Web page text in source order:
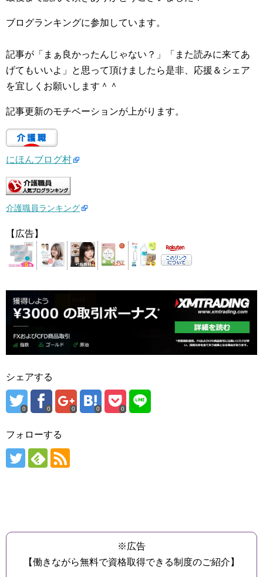
ブログランキングに参加しています。
記事が「まぁ良かったんじゃない？」「また読みに来てあ
げてもいいよ」と思って頂けましたら是非、応援＆シェア
を宜しくお願いします＾＾
記事更新のモチベーションが上がります。
にほんブログ村
介護職員ランキング
【広告】
シェアする
0 0 0 0 0
フォローする
※広告
【働きながら無料で資格取得できる制度のご紹介】